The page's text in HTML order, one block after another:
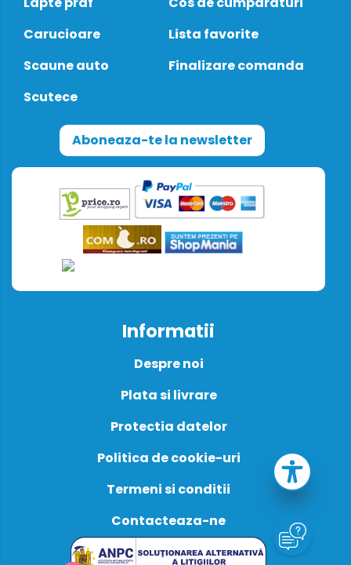
Carucioare
Scaune auto
Scutece
Lista favorite
Finalizare comanda
Aboneaza-te la newsletter
Informatii
Despre noi
Plata si livrare
Protectia datelor
Politica de cookie-uri
Termeni si conditii
Contacteaza-ne